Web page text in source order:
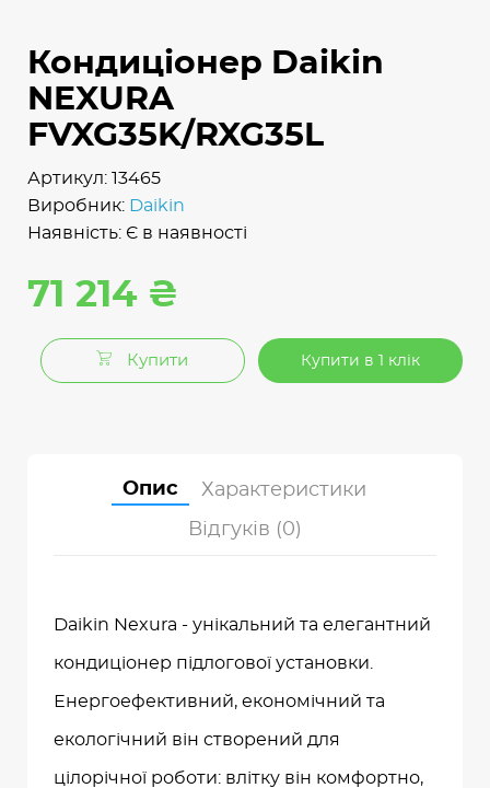
Кондиціонер Daikin
NEXURA
FVXG35K/RXG35L
Артикул: 13465
Виробник: Daikin
Наявність: Є в наявності
71 214 ₴
Купити Купити в 1 клік
Опис
Характеристики
Відгуків (0)
Daikin Nexura - унікальний та елегантний
кондиціонер підлогової установки.
Енергоефективний, економічний та
екологічний він створений для
цілорічної роботи: влітку він комфортно,